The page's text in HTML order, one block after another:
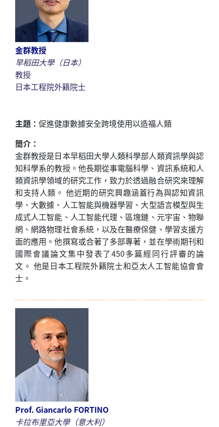
金群教授
早稻田大學（日本）
教授
日本工程院外籍院士
主題： 促進健康數據安全跨境使用以造福人類
簡介：
金群教授是日本早稻田大學人類科學部人類資訊學與認
知科學系的教授。他長期從事電腦科學、資訊系統和人
類資訊學領域的研究工作，致力於透過融合研究來理解
和支持人類。 他近期的研究興趣涵蓋行為與認知資訊
學、 大數據、 人工智能與機器學習、大型語言模型與生
成式人工智能 、人工智能代理、區塊鏈 、元宇宙、 物聯
網、網路物理社會系統，以及在醫療保健、學習支援方
面的應用。他撰寫或合著了多部專著，並在學術期刊和
國際會議論文集中發表了450多篇經同行評審的論
文。 他是日本工程院外籍院士和亞太人工智能協會會
士。
Prof. Giancarlo FORTINO
卡拉布里亞大學（意大利）